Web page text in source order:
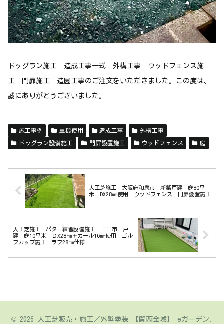
ドッグラン施工 造成工事一式 外構工事 ウッドフェンス施
工 門扉施工 造園工事のご注文をいただきました。この度は、
誠にありがとうございました。
施工事例 重機使用 造成工事 外構工事
ドッグラン設備施工 門扉設置施工 ウッドフェンス 庭
人工芝施工 大阪府和泉市 新築戸建 庭80平
米 DX28㎜使用 ウッドフェンス 門扉設置施工
人工芝施工 パター練習設備施工 三田市 戸
建 庭10平米 ＤX28㎜＋カール16㎜使用 ゴル
フカップ施工 ラフ28㎜仕様
© 2026 人工芝販売・施工／外壁塗装 【関西全域】 eガーデン.